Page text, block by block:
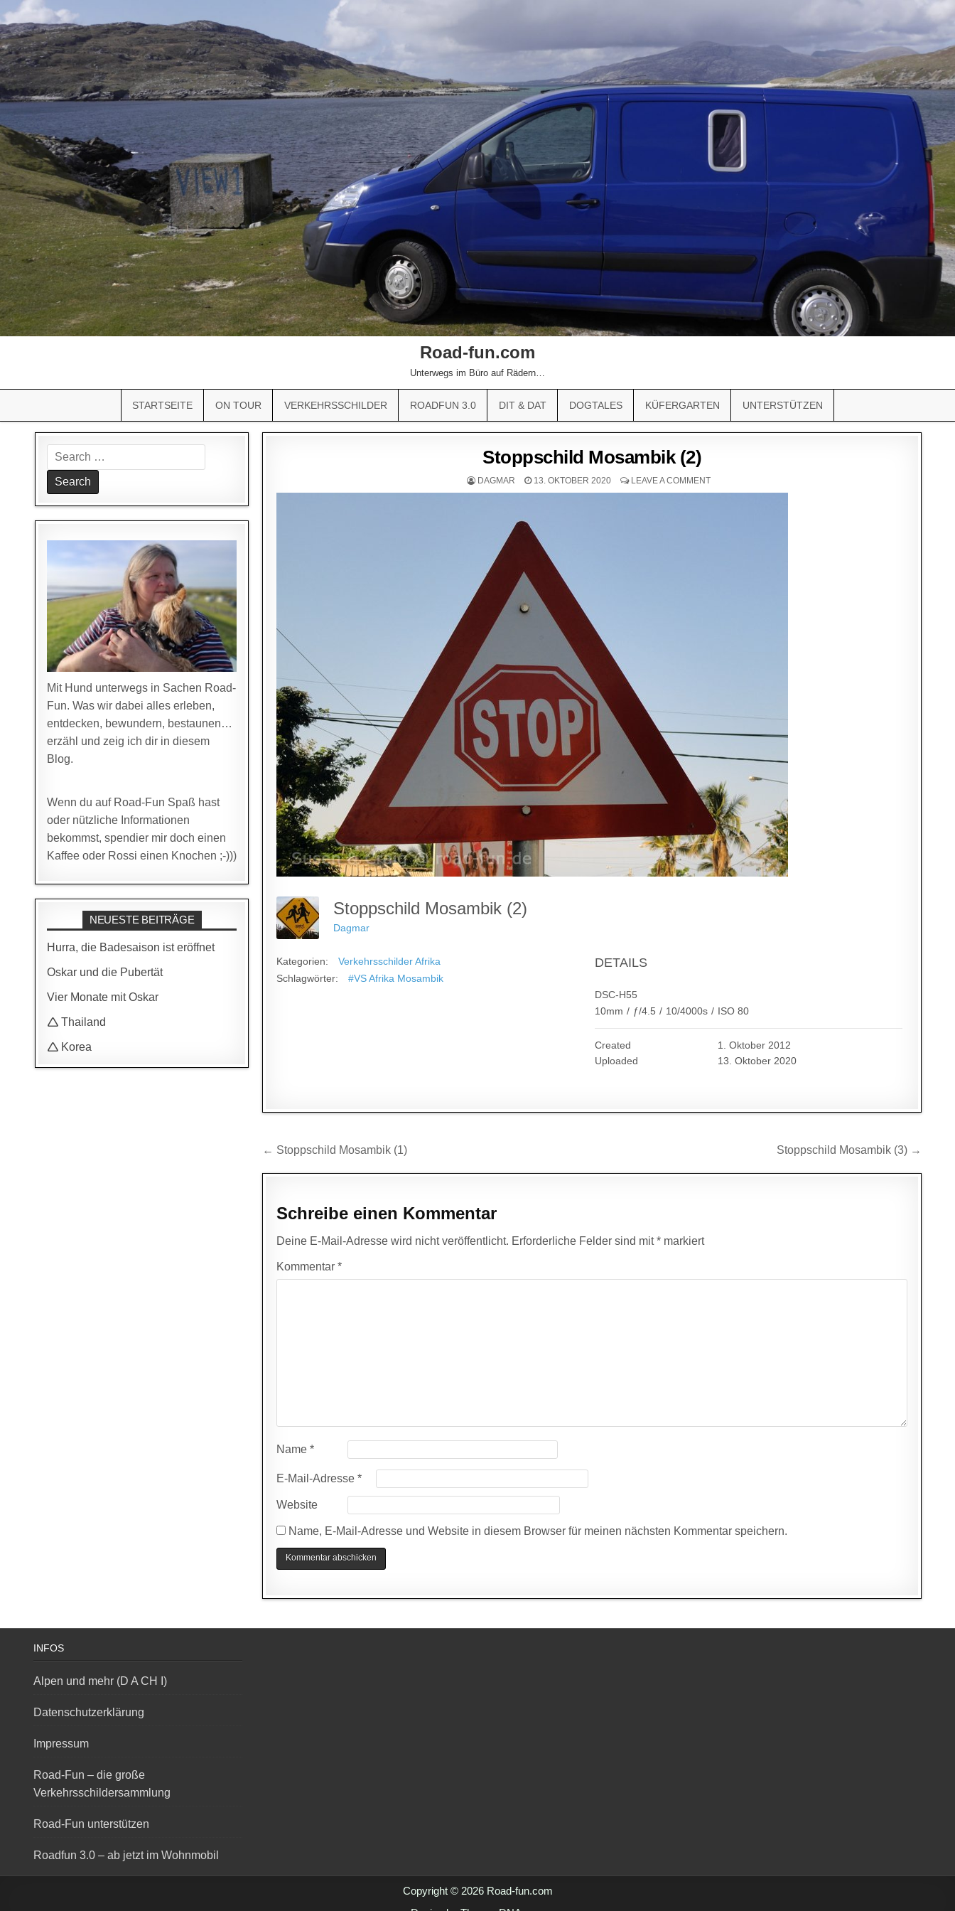
Road-fun.com
Unterwegs im Büro auf Rädern…
STARTSEITE ON TOUR VERKEHRSSCHILDER ROADFUN 3.0 DIT & DAT DOGTALES KÜFERGARTEN UNTERSTÜTZEN
Stoppschild Mosambik (2)
DAGMAR 13. OKTOBER 2020 LEAVE A COMMENT
Stoppschild Mosambik (2)
Dagmar
Kategorien:
Verkehrsschilder Afrika
Schlagwörter:
#VS Afrika Mosambik
DETAILS
DSC-H55
10mm / ƒ/4.5 / 10/4000s / ISO 80
Created
1. Oktober 2012
Uploaded
13. Oktober 2020
Beitragsnavigation
← Stoppschild Mosambik (1) Stoppschild Mosambik (3) →
Schreibe einen Kommentar
Deine E-Mail-Adresse wird nicht veröffentlicht. Erforderliche Felder sind mit* markiert
Kommentar*
Name*
E-Mail-Adresse*
Website
Name, E-Mail-Adresse und Website in diesem Browser für meinen nächsten Kommentar speichern.
Search
for:
Mit Hund unterwegs in Sachen Road-
Fun. Was wir dabei alles erleben,
entdecken, bewundern, bestaunen…
erzähl und zeig ich dir in diesem
Blog.
Wenn du auf Road-Fun Spaß hast
oder nützliche Informationen
bekommst, spendier mir doch einen
Kaffee oder Rossi einen Knochen ;-)))
NEUESTE BEITRÄGE
Hurra, die Badesaison ist eröffnet
Oskar und die Pubertät
Vier Monate mit Oskar
🛆 Thailand
🛆 Korea
INFOS
Alpen und mehr (D A CH I)
Datenschutzerklärung
Impressum
Road-Fun – die große
Verkehrsschildersammlung
Road-Fun unterstützen
Roadfun 3.0 – ab jetzt im Wohnmobil
Copyright © 2026 Road-fun.com